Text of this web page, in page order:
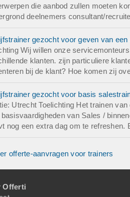
die aanbod zullen moeten
deelnemers consultant/
gezocht voor geven van
Wij willen onze
klanten. zijn particuliere
bij de klant? Hoe komen zij
gezocht voor basis
Utrecht Toelichting Het trainen
basisvaardigheden van Sales /
nog een extra dag om te
offerte-aanvragen voor trainers
Offerti